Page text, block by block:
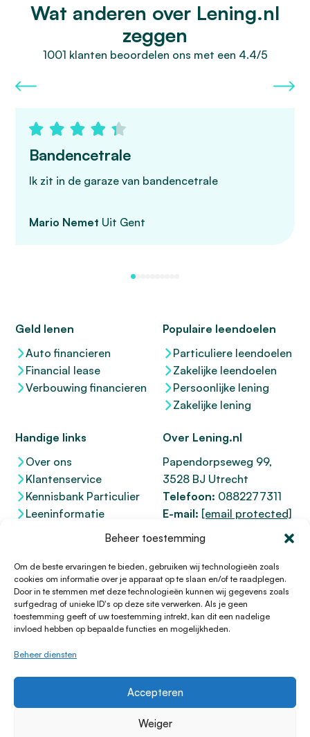
Beheer toestemming
Om de beste ervaringen te bieden, gebruiken wij technologieën zoals
cookies om informatie over je apparaat op te slaan en/of te raadplegen.
Door in te stemmen met deze technologieën kunnen wij gegevens zoals
surfgedrag of unieke ID's op deze site verwerken. Als je geen
toestemming geeft of uw toestemming intrekt, kan dit een nadelige
invloed hebben op bepaalde functies en mogelijkheden.
Beheer diensten
Accepteren
Weiger
Wat anderen over Lening.nl
zeggen
1001 klanten beoordelen ons met een 4.4/5
Bandencetrale
Ik zit in de garaze van bandencetrale
Mario Nemet Uit Gent
Geld lenen
Auto financieren
Financial lease
Verbouwing financieren
Populaire leendoelen
Particuliere leendoelen
Zakelijke leendoelen
Persoonlijke lening
Zakelijke lening
Handige links
Over ons
Klantenservice
Kennisbank Particulier
Leeninformatie
Over Lening.nl
Papendorpseweg 99,
3528 BJ Utrecht
Telefoon: 0882277311
E-mail: [email protected]
KvK 76100200
12047091
Kifid 300.017942
© 1996 - 2026 Lening.nl
Privacy Policy
HTML Sitemap